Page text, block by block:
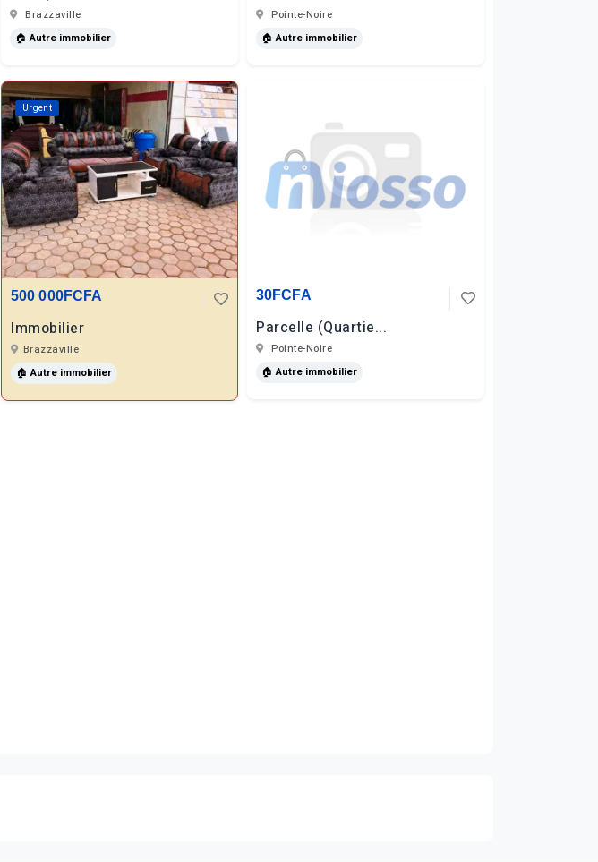
Brazzaville
🏠 Autre immobilier
Pointe-Noire
🏠 Autre immobilier
Urgent
500 000FCFA
Immobilier
Brazzaville
🏠 Autre immobilier
30FCFA
Parcelle (Quartie...
Pointe-Noire
🏠 Autre immobilier